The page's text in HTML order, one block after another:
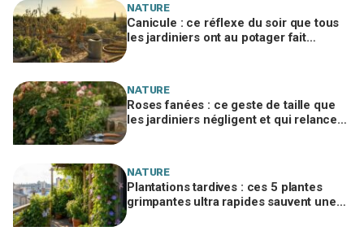
NATURE
Canicule : ce réflexe du soir que tous
les jardiniers ont au potager fait
NATURE
Roses fanées : ce geste de taille que
les jardiniers négligent et qui relance
NATURE
Plantations tardives : ces 5 plantes
grimpantes ultra rapides sauvent une